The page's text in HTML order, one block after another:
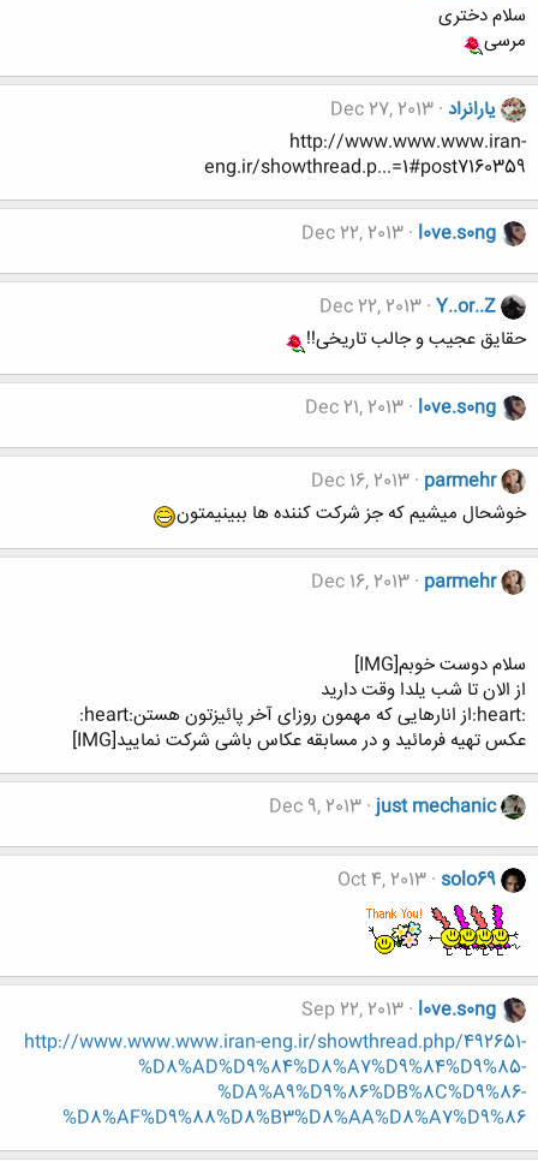
سلام دختری
مرسی
یارانراد Dec 27, 2013
http://www.www.www.iran-
eng.ir/showthread.p...=1#post7160359
l0ve.s0ng
Dec 22, 2013
Y..or..Z
Dec 22, 2013
حقایق عجیب و جالب تاریخی!!
l0ve.s0ng
Dec 21, 2013
parmehr
Dec 16, 2013
خوشحال میشیم که جز شرکت کننده ها ببینیمتون
parmehr
Dec 16, 2013
سلام دوست خوبم[IMG]
از الان تا شب یلدا وقت دارید
:heart:از انارهایی که مهمون روزای آخر پائیزتون هستن:heart:
عکس تهیه فرمائید و در مسابقه عکاس باشی شرکت نمایید[IMG]
just mechanic
Dec 9, 2013
solo69
Oct 4, 2013
l0ve.s0ng
Sep 22, 2013
http://www.www.www.iran-eng.ir/showthread.php/492651-
%D8%AD%D9%84%D8%A7%D9%84%D9%85-
%DA%A9%D9%86%DB%8C%D9%86-
%D8%AF%D9%88%D8%B3%D8%AA%D8%A7%D9%86